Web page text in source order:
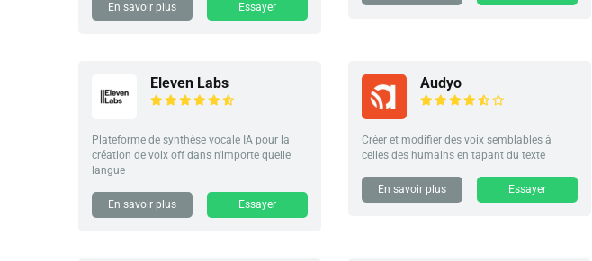
En savoir plus Essayer
Eleven Labs
Plateforme de synthèse vocale IA pour la
création de voix off dans n'importe quelle
langue
En savoir plus Essayer
Audyo
Créer et modifier des voix semblables à
celles des humains en tapant du texte
En savoir plus Essayer